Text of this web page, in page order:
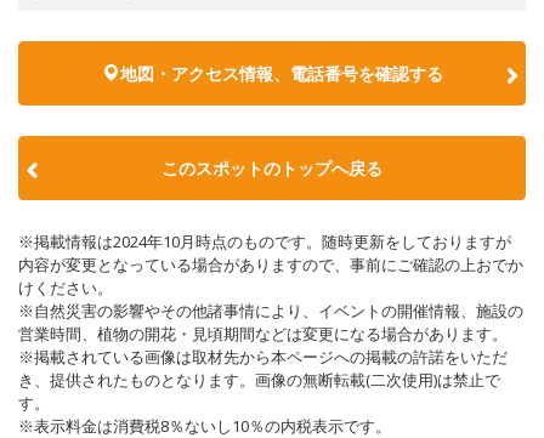
地図・アクセス情報、電話番号を確認する
このスポットのトップへ戻る
※掲載情報は2024年10月時点のものです。随時更新をしておりますが
内容が変更となっている場合がありますので、事前にご確認の上おでか
けください。
※自然災害の影響やその他諸事情により、イベントの開催情報、施設の
営業時間、植物の開花・見頃期間などは変更になる場合があります。
※掲載されている画像は取材先から本ページへの掲載の許諾をいただ
き、提供されたものとなります。画像の無断転載(二次使用)は禁止で
す。
※表示料金は消費税8％ないし10％の内税表示です。